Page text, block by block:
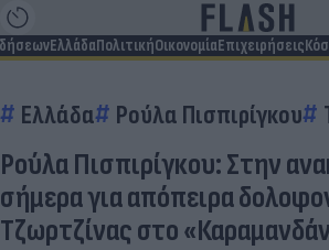
ΕλλάδαΠολιτικήΟικονομίαΕπιχειρήσεις
Ελλάδα Ρούλα Πισπιρίγκου
Ρούλα Πισπιρίγκου: Στην
σήμερα για απόπειρα
Τζωρτζίνας στο